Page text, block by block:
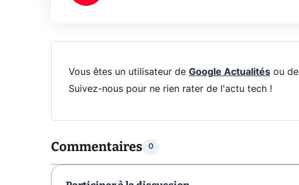
Vous êtes un utilisateur de Google Actualitésou de
Suivez-nous pour ne rien rater de l'actu tech !
Commentaires 0